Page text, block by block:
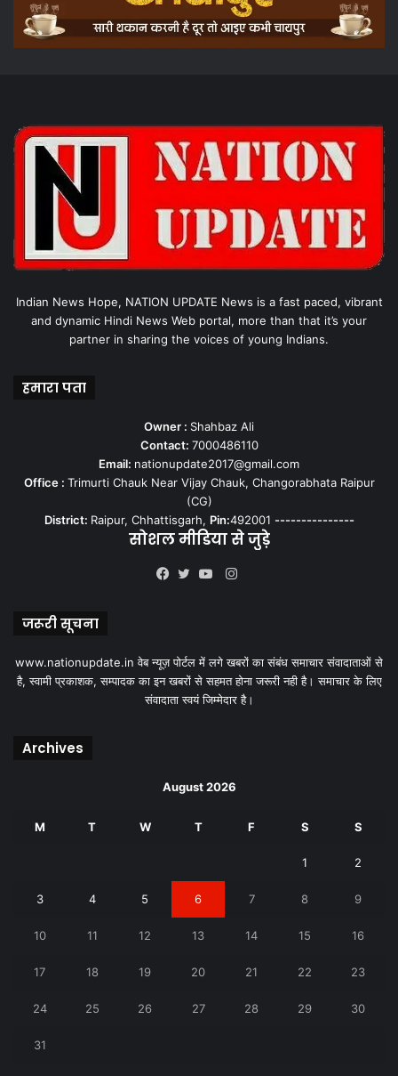
Indian News Hope, NATION UPDATE News is a fast paced, vibrant
and dynamic Hindi News Web portal, more than that it’s your
partner in sharing the voices of young Indians.
हमारा पता
Owner : Shahbaz Ali
Contact: 7000486110
Email: nationupdate2017@gmail.com
Office : Trimurti Chauk Near Vijay Chauk, Changorabhata Raipur
(CG)
District: Raipur, Chhattisgarh, Pin:492001 ---------------
सोशल मीडिया से जुड़े
Instagram
जरूरी सूचना
www.nationupdate.in वेब न्यूज़ पोर्टल में लगे खबरों का संबंध समाचार संवादाताओं से
है, स्वामी प्रकाशक, सम्पादक का इन खबरों से सहमत होना जरूरी नही है। समाचार के लिए
संवादाता स्वयं जिम्मेदार है।
Archives
August 2026
M T W T F S S
1 2
3 4 5 6 7 8 9
10 11 12 13 14 15 16
17 18 19 20 21 22 23
24 25 26 27 28 29 30
31